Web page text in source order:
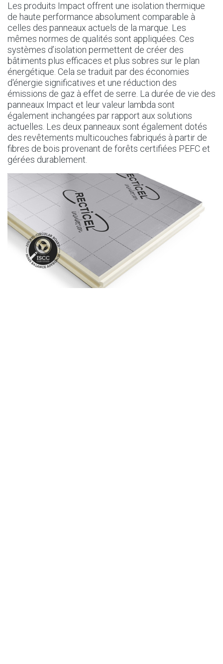
Les produits Impact offrent une isolation thermique
de haute performance absolument comparable à
celles des panneaux actuels de la marque. Les
mêmes normes de qualités sont appliquées. Ces
systèmes d’isolation permettent de créer des
bâtiments plus efficaces et plus sobres sur le plan
énergétique. Cela se traduit par des économies
d'énergie significatives et une réduction des
émissions de gaz à effet de serre. La durée de vie des
panneaux Impact et leur valeur lambda sont
également inchangées par rapport aux solutions
actuelles. Les deux panneaux sont également dotés
des revêtements multicouches fabriqués à partir de
fibres de bois provenant de forêts certifiées PEFC et
gérées durablement.